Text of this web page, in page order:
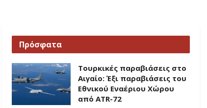
Πρόσφατα
Τουρκικές παραβιάσεις στο
Αιγαίο: Έξι παραβιάσεις του
Εθνικού Εναέριου Χώρου
από ATR-72